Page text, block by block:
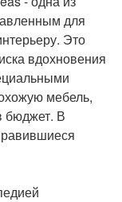
для
Это
вдохновения
мебель,
бюджет. В